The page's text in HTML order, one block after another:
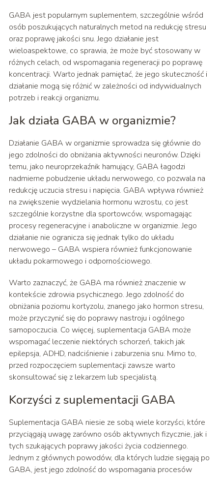
GABA jest popularnym suplementem, szczególnie wśród
osób poszukujących naturalnych metod na redukcję stresu
oraz poprawę jakości snu. Jego działanie jest
wieloaspektowe, co sprawia, że może być stosowany w
różnych celach, od wspomagania regeneracji po poprawę
koncentracji. Warto jednak pamiętać, że jego skuteczność i
działanie mogą się różnić w zależności od indywidualnych
potrzeb i reakcji organizmu.
Jak działa GABA w organizmie?
Działanie GABA w organizmie sprowadza się głównie do
jego zdolności do obniżania aktywności neuronów. Dzięki
temu, jako neuroprzekaźnik hamujący, GABA łagodzi
nadmierne pobudzenie układu nerwowego, co pozwala na
redukcję uczucia stresu i napięcia. GABA wpływa również
na zwiększenie wydzielania hormonu wzrostu, co jest
szczególnie korzystne dla sportowców, wspomagając
procesy regeneracyjne i anaboliczne w organizmie. Jego
działanie nie ogranicza się jednak tylko do układu
nerwowego – GABA wspiera również funkcjonowanie
układu pokarmowego i odpornościowego.
Warto zaznaczyć, że GABA ma również znaczenie w
kontekście zdrowia psychicznego. Jego zdolność do
obniżania poziomu kortyzolu, znanego jako hormon stresu,
może przyczynić się do poprawy nastroju i ogólnego
samopoczucia. Co więcej, suplementacja GABA może
wspomagać leczenie niektórych schorzeń, takich jak
epilepsja, ADHD, nadciśnienie i zaburzenia snu. Mimo to,
przed rozpoczęciem suplementacji zawsze warto
skonsultować się z lekarzem lub specjalistą.
Korzyści z suplementacji GABA
Suplementacja GABA niesie ze sobą wiele korzyści, które
przyciągają uwagę zarówno osób aktywnych fizycznie, jak i
tych szukających poprawy jakości życia codziennego.
Jednym z głównych powodów, dla których ludzie sięgają po
GABA, jest jego zdolność do wspomagania procesów